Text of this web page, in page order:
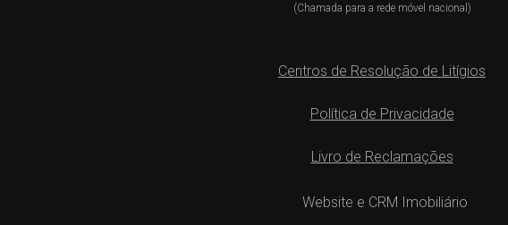
(Chamada para a rede móvel nacional)
Centros de Resolução de Litígios
Política de Privacidade
Livro de Reclamações
Website e CRM Imobiliário